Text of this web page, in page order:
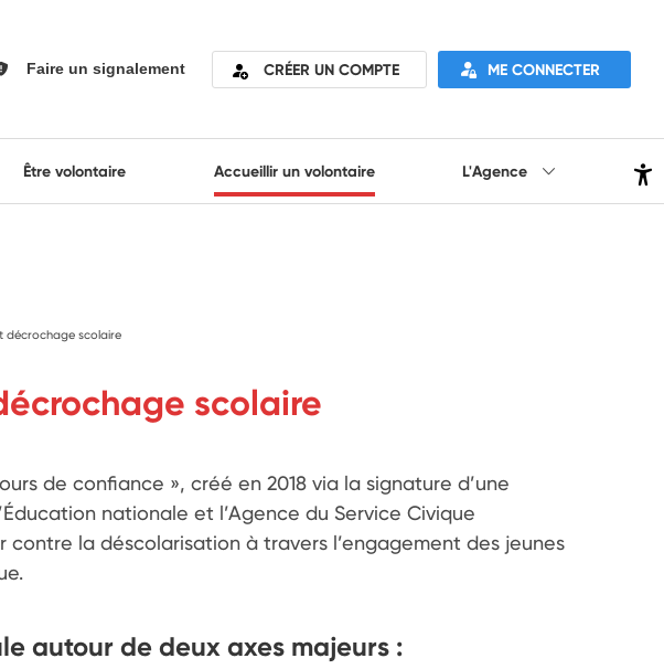
Faire un signalement CRÉER UN COMPTE ME CONNECTER
Être volontaire Accueillir un volontaire L'Agence
décrochage scolaire
scolaire
de confiance », créé en 2018 via la signature d’une
nationale et l’Agence du Service Civique
contre la déscolarisation à travers l’engagement des jeunes
autour de deux axes majeurs :